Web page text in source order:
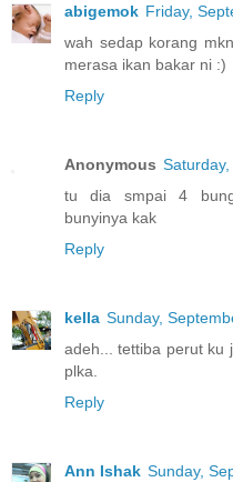
abigemok Friday,
wah sedap korang
merasa ikan bakar ni :)
Reply
Anonymous
tu dia smpai 4
bunyinya kak
Reply
kella Sunday,
adeh... tettiba perut ku
plka.
Reply
Ann Ishak Sunday,